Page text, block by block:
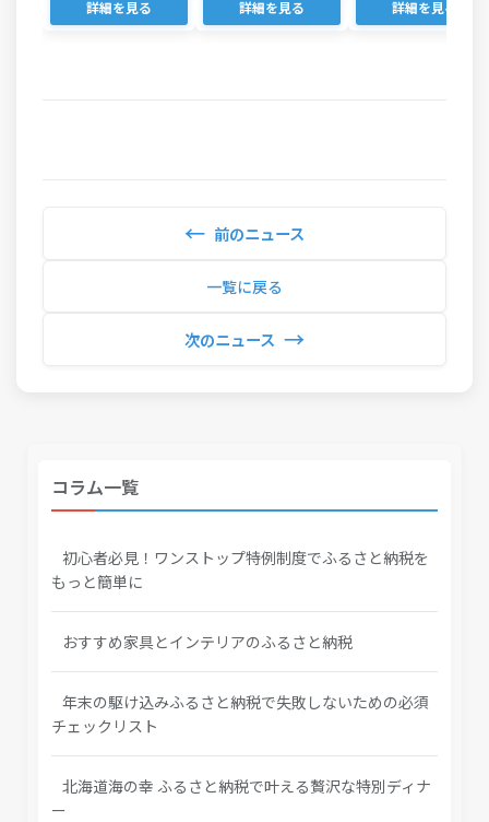
詳細を見る 詳細を見る 詳細を見る
← 前のニュース
一覧に戻る
次のニュース →
コラム一覧
初心者必見！ワンストップ特例制度でふるさと納税を
もっと簡単に
おすすめ家具とインテリアのふるさと納税
年末の駆け込みふるさと納税で失敗しないための必須
チェックリスト
北海道海の幸 ふるさと納税で叶える贅沢な特別ディナ
ー